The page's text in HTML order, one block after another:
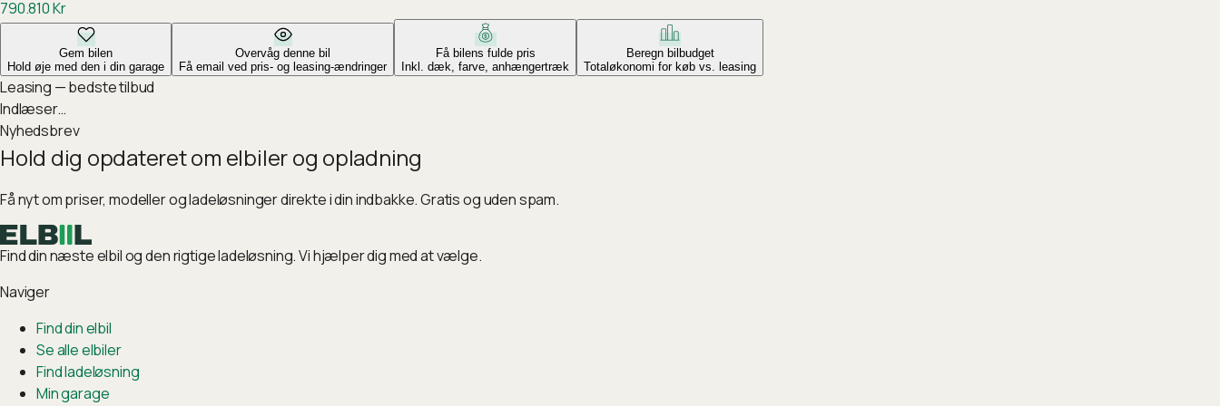
790.810Kr
Gem bilen
Hold øje med den i din garage
Overvåg denne bil
Få email ved pris- og leasing-ændringer
Få bilens fulde pris
Inkl. dæk, farve, anhængertræk
Beregn bilbudget
Totaløkonomi for køb vs. leasing
Leasing — bedste tilbud
Indlæser…
Nyhedsbrev
Hold dig opdateret om elbiler og opladning
Få nyt om priser, modeller og ladeløsninger direkte i din indbakke. Gratis og uden spam.
Find din næste elbil og den rigtige ladeløsning. Vi hjælper dig med at vælge.
Naviger
Find din elbil
Se alle elbiler
Find ladeløsning
Min garage